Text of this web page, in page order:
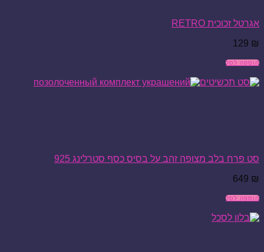
אגרטל זכוכית RETRO
129 ₪
הוספה לסל
סט פרח בלב מצופה זהב על בסיס כסף סטרלינג 925
649 ₪
הוספה לסל